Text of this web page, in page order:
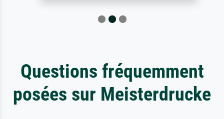
Questions fréquemment
posées sur Meisterdrucke